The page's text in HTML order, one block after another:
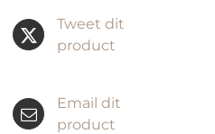
Tweet dit
product
Email dit
product